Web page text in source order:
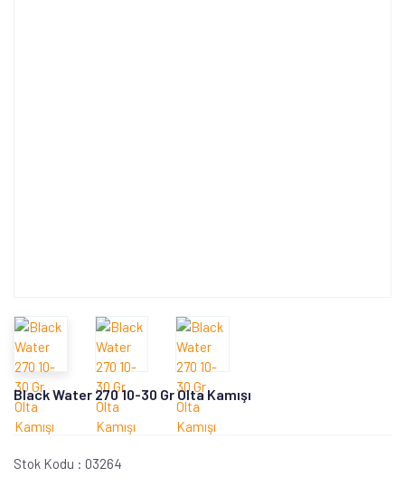
Black Water 270 10-30 Gr Olta Kamışı
Stok Kodu : 03264